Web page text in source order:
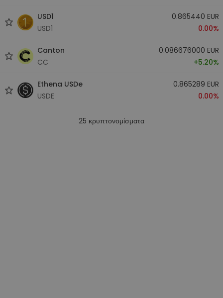
USD1
USD1
0.865440 EUR
0.00%
Canton
CC
0.086676000 EUR
+5.20%
Ethena USDe
USDE
0.865289 EUR
0.00%
25 κρυπτονομίσματα